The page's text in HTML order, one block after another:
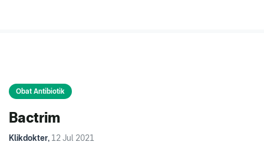
Obat Antibiotik
Bactrim
Klikdokter, 12 Jul 2021